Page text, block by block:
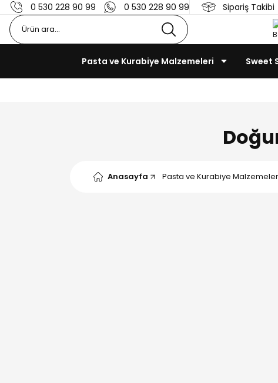
0 530 228 90 99 0 530 228 90 99 Sipariş Takibi
Pasta ve Kurabiye Malzemeleri Sweet
Anasayfa Pasta ve Kurabiye